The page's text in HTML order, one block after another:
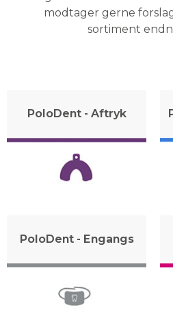
modtager gerne
sortiment
PoloDent - Aftryk
PoloDent - Engangs